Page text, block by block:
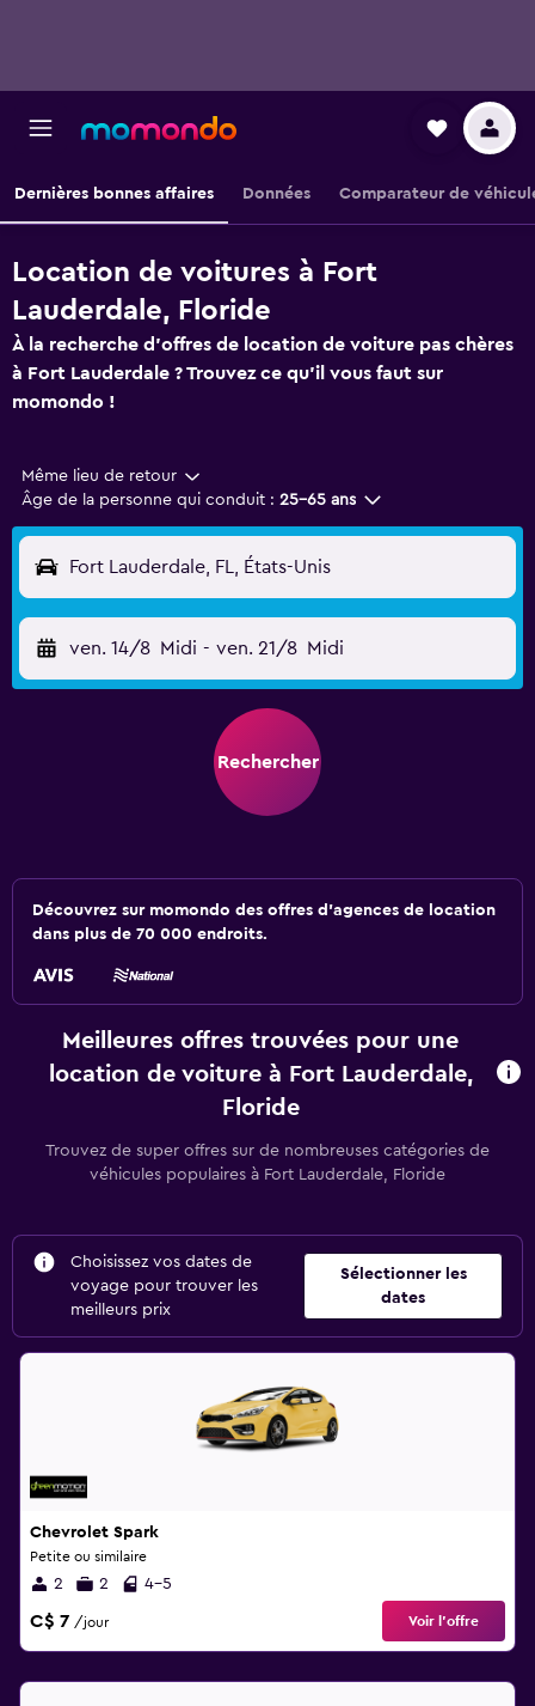
Dernières bonnes affaires Données Comparateur de
Location de voitures à Fort
Lauderdale, Floride
À la recherche d'offres de location de voiture pas chères
à Fort Lauderdale ? Trouvez ce qu'il vous faut sur
momondo !
Même lieu de retour
Âge de la personne qui conduit : 25-65 ans
Fort Lauderdale, FL, États-Unis
ven. 14/8 Midi - ven. 21/8 Midi
Rechercher
Découvrez sur momondo des offres d'agences de location
dans plus de 70 000 endroits.
Meilleures offres trouvées pour une
location de voiture à Fort Lauderdale,
Floride
Trouvez de super offres sur de nombreuses catégories de
véhicules populaires à Fort Lauderdale, Floride
Choisissez vos dates de
voyage pour trouver les
meilleurs prix
Sélectionner les
dates
Chevrolet Spark
Petite ou similaire
2 2 4-5
C$ 7 /jour Voir l’offre